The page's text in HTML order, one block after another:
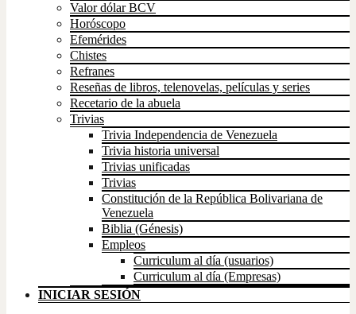
Valor dólar BCV
Horóscopo
Efemérides
Chistes
Refranes
Reseñas de libros, telenovelas, películas y series
Recetario de la abuela
Trivias
Trivia Independencia de Venezuela
Trivia historia universal
Trivias unificadas
Trivias
Constitución de la República Bolivariana de
Venezuela
Biblia (Génesis)
Empleos
Curriculum al día (usuarios)
Curriculum al día (Empresas)
INICIAR SESIÓN